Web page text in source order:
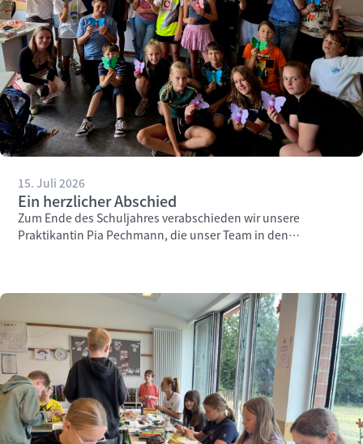
15. Juli 2026
Ein herzlicher Abschied
Zum Ende des Schuljahres verabschieden wir unsere
Praktikantin Pia Pechmann, die unser Team in den